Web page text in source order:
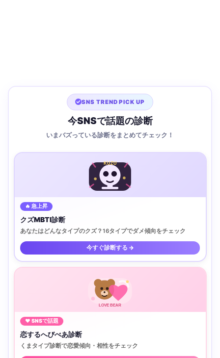
SNS TREND PICK UP
今SNSで話題の診断
いまバズっている診断をまとめてチェック！
KUZU
🔥 急上昇
クズMBTI診断
あなたはどんなタイプのクズ？16タイプでダメ傾向をチェック
今すぐ診断する →
LOVE BEAR
♥ SNSで話題
恋するへびべあ診断
くまタイプ診断で恋愛傾向・相性をチェック